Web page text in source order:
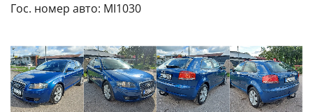
Гос. номер авто: MI1030